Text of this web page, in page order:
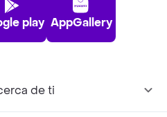
play AppGallery
de ti